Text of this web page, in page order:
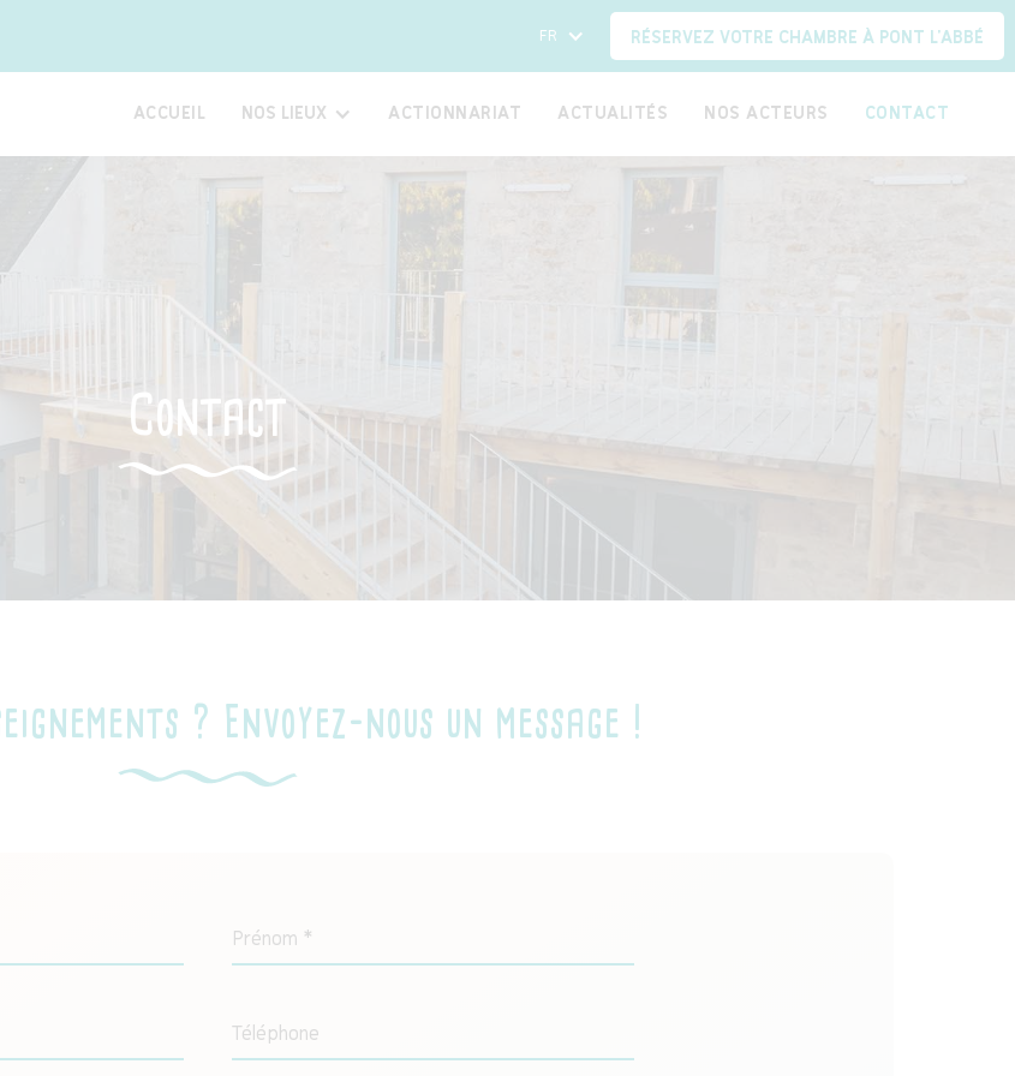
FR RÉSERVEZ VOTRE CHAMBRE À PONT L'ABBÉ
ACCUEIL NOS LIEUX ACTIONNARIAT ACTUALITÉS NOS ACTEURS CONTACT
Contact
? Envoyez-nous un message !
Prénom *
Téléphone